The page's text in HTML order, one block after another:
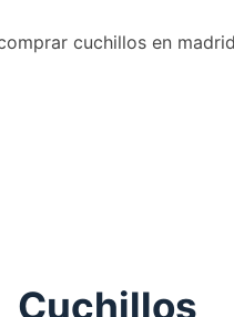
Cuchillos